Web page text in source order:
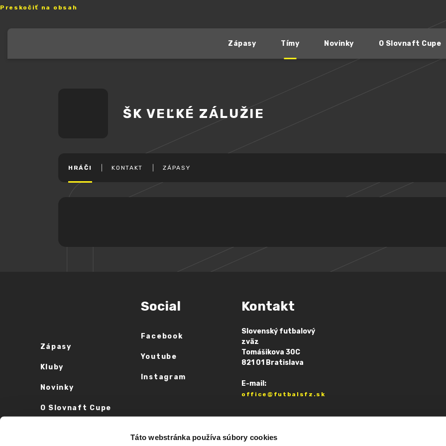
Táto webstránka používa súbory cookies
Preskočiť na obsah
Zápasy Tímy Novinky O Slovnaft Cupe
ŠK VEĽKÉ ZÁLUŽIE
HRÁČI KONTAKT ZÁPASY
Zápasy
Kluby
Novinky
O Slovnaft Cupe
Social
Facebook
Youtube
Instagram
Kontakt
Slovenský futbalový
zväz
Tomášikova 30C
821 01 Bratislava
E-mail:
office@futbalsfz.sk